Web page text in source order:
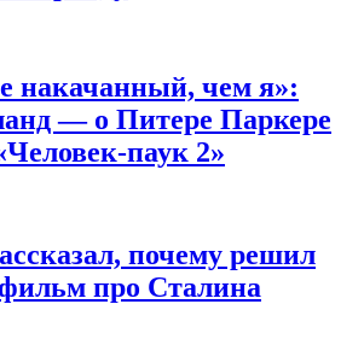
накачанный, чем я»:
— о Питере Паркере
паук 2»
почему решил
про Сталина